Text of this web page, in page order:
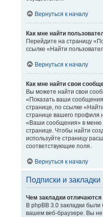
Вернуться к началу
Как мне найти
Перейдите на страницу
ссылке «Найти
Вернуться к началу
Как мне найти свои
Вы можете найти свои
«Показать ваши
странице, по ссылке
странице вашего профиля
«Ваши сообщения» в меню
странице. Чтобы найти
используйте страницу
соответствующие поля.
Вернуться к началу
Подписки и закладки
Чем закладки отличаются
В phpBB 3.0 закладки
вашем веб-браузере. Вы